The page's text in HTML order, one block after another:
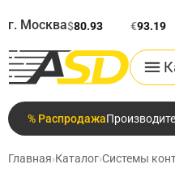
г. Москва$80.93 €93.19
% Распродажа
Главная›Каталог›Системы